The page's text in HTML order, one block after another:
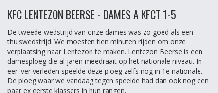
KFC LENTEZON BEERSE - DAMES A KFCT 1-5
De tweede wedstrijd van onze dames was zo goed als een
thuiswedstrijd. We moesten tien minuten rijden om onze
verplaatsing naar Lentezon te maken. Lentezon Beerse is een
damesploeg die al jaren meedraait op het nationale niveau. In
een ver verleden speelde deze ploeg zelfs nog in 1e nationale.
De ploeg waar we vandaag tegen speelde had dan ook nog een
paar ex eerste klassers in hun rangen.